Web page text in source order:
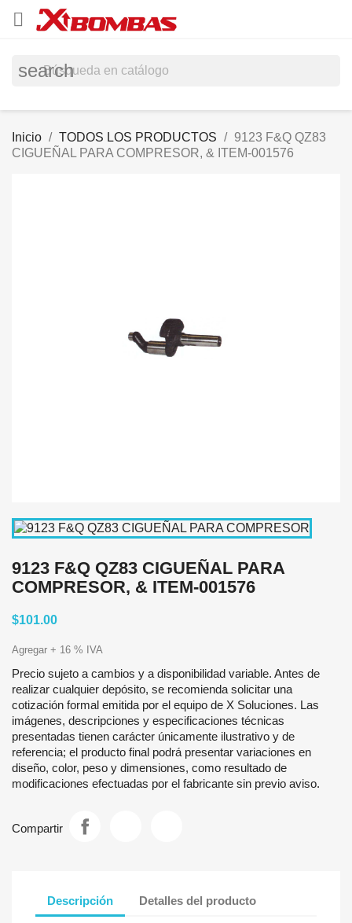

search
Inicio TODOS LOS PRODUCTOS
9123 F&Q QZ83
CIGUEÑAL PARA COMPRESOR, & ITEM-001576
9123 F&Q QZ83 CIGUEÑAL PARA
COMPRESOR, & ITEM-001576
$101.00
Agregar + 16 % IVA
Precio sujeto a cambios y a disponibilidad variable. Antes de
realizar cualquier depósito, se recomienda solicitar una
cotización formal emitida por el equipo de X Soluciones. Las
imágenes, descripciones y especificaciones técnicas
presentadas tienen carácter únicamente ilustrativo y de
referencia; el producto final podrá presentar variaciones en
diseño, color, peso y dimensiones, como resultado de
modificaciones efectuadas por el fabricante sin previo aviso.
Compartir
Descripción Detalles del producto